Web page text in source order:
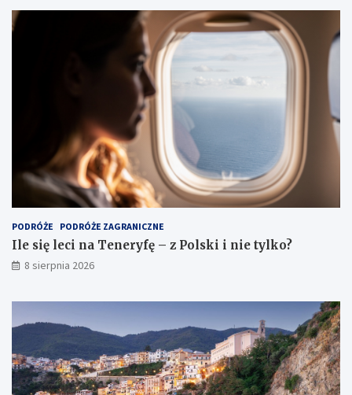
PODRÓŻE PODRÓŻE ZAGRANICZNE
Ile się leci na Teneryfę – z Polski i nie tylko?
8 sierpnia 2026